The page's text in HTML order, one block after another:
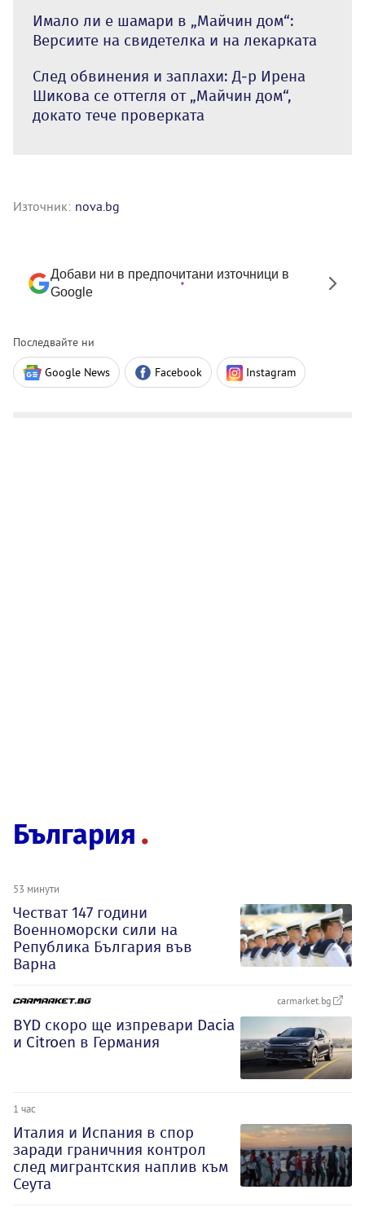
Имало ли е шамари в „Майчин дом“:
Версиите на свидетелка и на лекарката
След обвинения и заплахи: Д-р Ирена
Шикова се оттегля от „Майчин дом“,
докато тече проверката
Източник: nova.bg
Добави ни в предпочитани източници в
Google
Последвайте ни
Google News Facebook Instagram
България
53 минути
Честват 147 години
Военноморски сили на
Република България във
Варна
carmarket.bg
BYD скоро ще изпревари Dacia
и Citroеn в Германия
1 час
Италия и Испания в спор
заради граничния контрол
след мигрантския наплив към
Сеута